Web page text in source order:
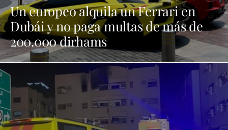
Un europeo alquila un Ferrari en
Dubái y no paga multas de más de
200.000 dirhams